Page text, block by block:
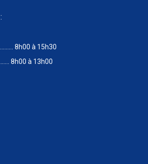
8h00 à 15h30
8h00 à 13h00